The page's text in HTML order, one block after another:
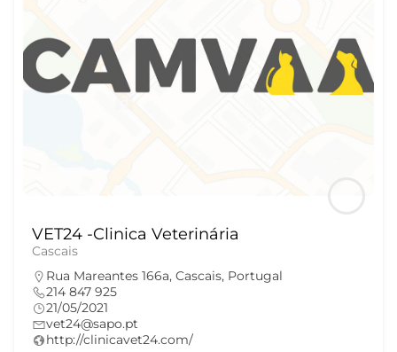
VET24 -Clinica Veterinária
Cascais
Rua Mareantes 166a, Cascais, Portugal
214 847 925
21/05/2021
vet24@sapo.pt
http://clinicavet24.com/